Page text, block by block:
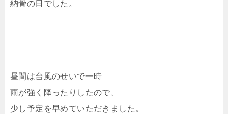
納骨の日でした。
昼間は台風のせいで一時
雨が強く降ったりしたので、
少し予定を早めていただきました。